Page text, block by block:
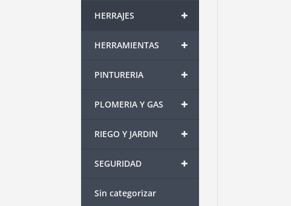
+
HERRAJES
+
HERRAMIENTAS
+
PINTURERIA
+
PLOMERIA Y GAS
+
RIEGO Y JARDIN
+
SEGURIDAD
Sin categorizar